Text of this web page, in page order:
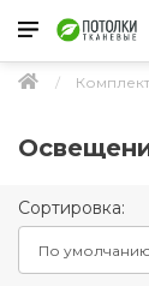
Сортировка: